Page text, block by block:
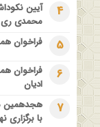
فراخوان مقاله
معاصر با
4
آیین
محمدی ری
5 فراخوان
6
فراخوان
ادیان
7
هجدهمین
با